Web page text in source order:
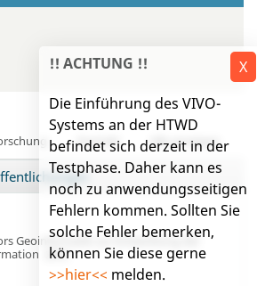
X
!! ACHTUNG !!
Die Einführung des VIVO-
Systems an der HTWD
befindet sich derzeit in der
Testphase. Daher kann es
noch zu anwendungsseitigen
Fehlern kommen. Sollten Sie
solche Fehler bemerken,
können Sie diese gerne
>>hier<< melden.
Kontakt Alle anzeigen
Geoinformatik zur Entwicklung der
2012